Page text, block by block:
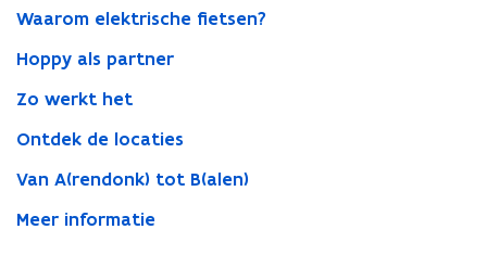
Waarom elektrische fietsen?
Hoppy als partner
Zo werkt het
Ontdek de locaties
Van A(rendonk) tot B(alen)
Meer informatie